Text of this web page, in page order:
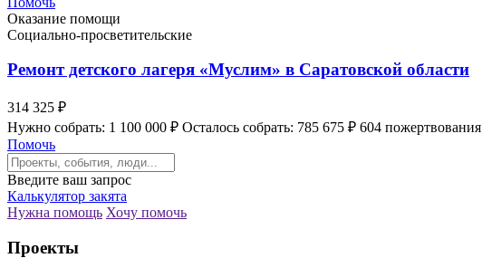
Оказание помощи
Социально-просветительские
Ремонт детского лагеря «Муслим» в Саратовской области
314 325 ₽
Нужно собрать: 1 100 000 ₽ Осталось собрать: 785 675 ₽ 604 пожертвования
Помочь
Введите ваш запрос
Калькулятор закята
Нужна помощь Хочу помочь
Проекты